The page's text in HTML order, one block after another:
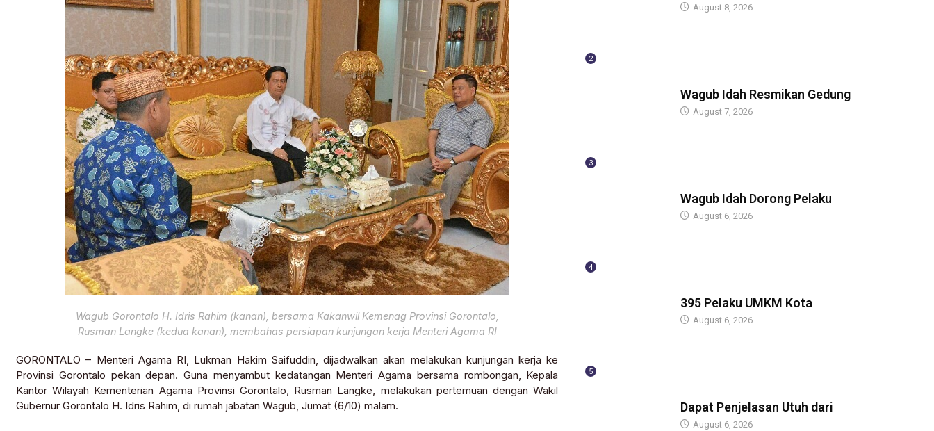
Wagub Gorontalo H. Idris Rahim (kanan), bersama Kakanwil Kemenag Provinsi Gorontalo,
Rusman Langke (kedua kanan), membahas persiapan kunjungan kerja Menteri Agama RI
GORONTALO – Menteri Agama RI, Lukman Hakim Saifuddin, dijadwalkan akan melakukan kunjungan kerja ke
Provinsi Gorontalo pekan depan. Guna menyambut kedatangan Menteri Agama bersama rombongan, Kepala
Kantor Wilayah Kementerian Agama Provinsi Gorontalo, Rusman Langke, melakukan pertemuan dengan Wakil
Gubernur Gorontalo H. Idris Rahim, di rumah jabatan Wagub, Jumat (6/10) malam.
August 8, 2026
2
Wagub Idah Resmikan Gedung
August 7, 2026
3
Wagub Idah Dorong Pelaku
August 6, 2026
4
395 Pelaku UMKM Kota
August 6, 2026
5
Dapat Penjelasan Utuh dari
August 6, 2026